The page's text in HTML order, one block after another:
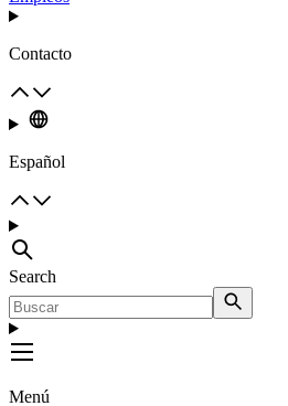
Contacto
Español
Search
Menú